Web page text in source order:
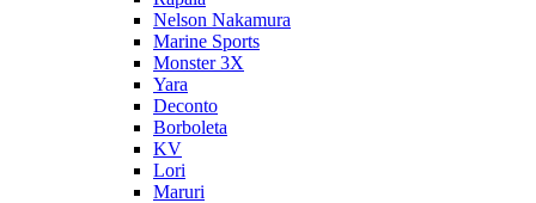
Nelson Nakamura
Marine Sports
Monster 3X
Yara
Deconto
Borboleta
KV
Lori
Maruri